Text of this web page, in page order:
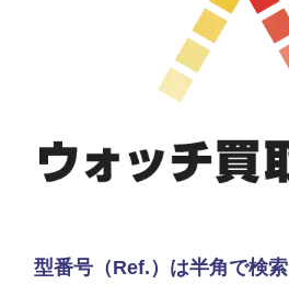
型番号（Ref.）は半角で検索